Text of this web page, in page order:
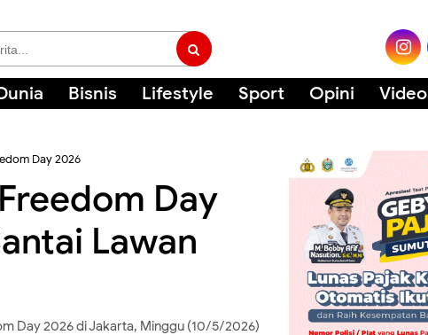
Bisnis Lifestyle Sport Opini Video
Day 2026
Day
Lawan
Day 2026 di Jakarta, Minggu (10/5/2026)